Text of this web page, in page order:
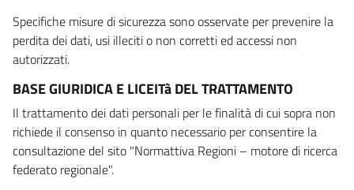
Specifiche misure di sicurezza sono osservate per prevenire la
perdita dei dati, usi illeciti o non corretti ed accessi non
autorizzati.
BASE GIURIDICA E LICEITà DEL TRATTAMENTO
Il trattamento dei dati personali per le finalità di cui sopra non
richiede il consenso in quanto necessario per consentire la
consultazione del sito "Normattiva Regioni – motore di ricerca
federato regionale".